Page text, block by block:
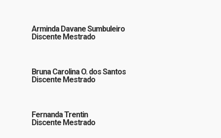
Arminda Davane Sumbuleiro
Discente Mestrado
Bruna Carolina O. dos Santos
Discente Mestrado
Fernanda Trentin
Discente Mestrado